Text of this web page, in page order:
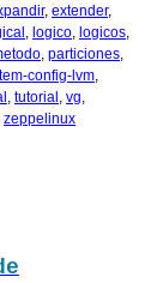
, extender,
logico logicos
particiones
config-lvm
tutorial vg
zeppelinux